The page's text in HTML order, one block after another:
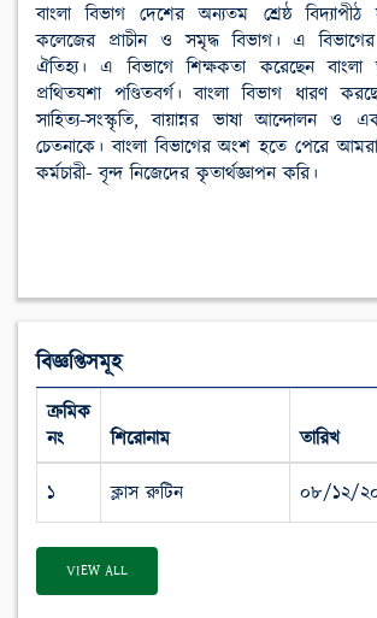
বাংলা বিভাগ দেশের অন্যতম শ্রেষ্ঠ
কলেজের প্রাচীন ও সমৃদ্ধ বিভাগ। এ
ঐতিহ্য। এ বিভাগে শিক্ষকতা করেছেন বাংলা
প্রথিতযশা পণ্ডিতবর্গ। বাংলা বিভাগ ধারণ
সাহিত্য-সংস্কৃতি, বায়ান্নর ভাষা আন্দোলন ও
চেতনাকে। বাংলা বিভাগের অংশ হতে পেরে আমরা
কর্মচারী- বৃন্দ নিজেদের কৃতার্থজ্ঞাপন করি।
বিজ্ঞপ্তিসমূহ
ক্রমিক
নং
শিরোনাম তারিখ
১ ক্লাস রুটিন ০৮/১২/
VIEW ALL